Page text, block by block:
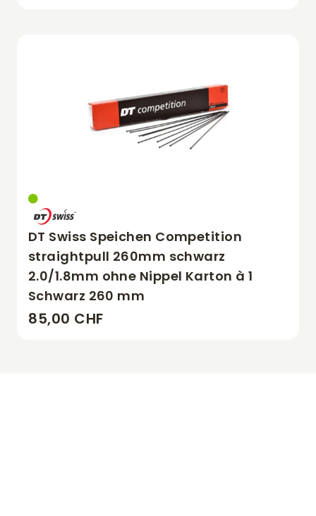
DT Swiss Speichen Competition
straightpull 260mm schwarz
2.0/1.8mm ohne Nippel Karton à 1
Schwarz 260 mm
85,00 CHF